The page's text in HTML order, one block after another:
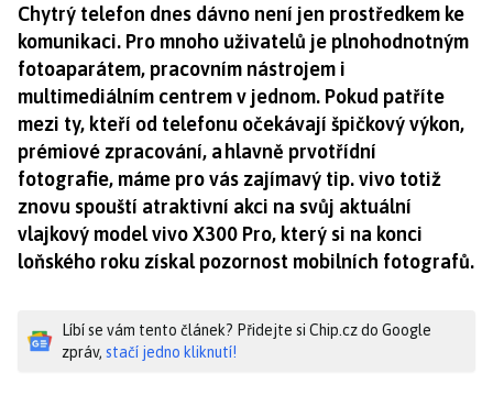
Chytrý telefon dnes dávno není jen prostředkem ke
komunikaci. Pro mnoho uživatelů je plnohodnotným
fotoaparátem, pracovním nástrojem i
multimediálním centrem v jednom. Pokud patříte
mezi ty, kteří od telefonu očekávají špičkový výkon,
prémiové zpracování, a hlavně prvotřídní
fotografie, máme pro vás zajímavý tip. vivo totiž
znovu spouští atraktivní akci na svůj aktuální
vlajkový model vivo X300 Pro, který si na konci
loňského roku získal pozornost mobilních fotografů.
Líbí se vám tento článek? Přidejte si Chip.cz do Google
zpráv, stačí jedno kliknutí!